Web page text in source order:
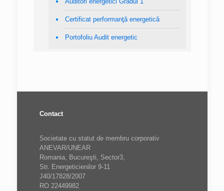
Certificat performanţă energetică
Portofoliu Audit energetic
Contact
Societate cu statut de membru corporativ
ANEVAR/UNEAR
Romania, Bucureşti, Sector3,
Str. Energeticienilor 9-11
J40/17828/2007
RO 22449982